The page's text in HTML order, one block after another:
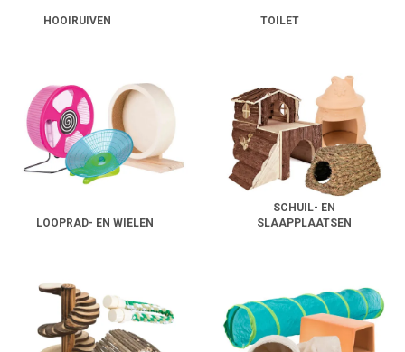
HOOIRUIVEN TOILET
LOOPRAD- EN WIELEN
SCHUIL- EN
SLAAPPLAATSEN